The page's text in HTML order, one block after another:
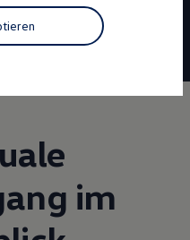
im